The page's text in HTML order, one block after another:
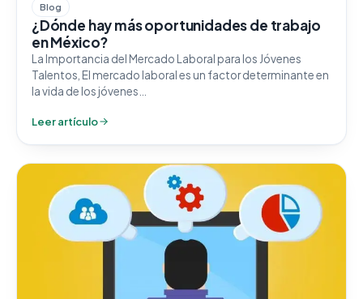
Blog
¿Dónde hay más oportunidades de trabajo
en México?
La Importancia del Mercado Laboral para los Jóvenes
Talentos, El mercado laboral es un factor determinante en
la vida de los jóvenes…
Leer artículo